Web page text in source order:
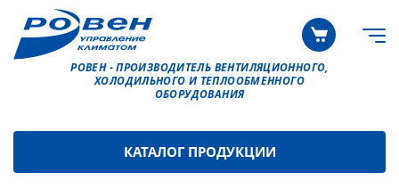
РОВЕН - ПРОИЗВОДИТЕЛЬ ВЕНТИЛЯЦИОННОГО,
ХОЛОДИЛЬНОГО И ТЕПЛООБМЕННОГО
ОБОРУДОВАНИЯ
КАТАЛОГ ПРОДУКЦИИ